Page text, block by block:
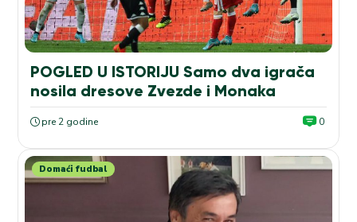
POGLED U ISTORIJU Samo dva igrača
nosila dresove Zvezde i Monaka
pre 2 godine 0
Domaći fudbal